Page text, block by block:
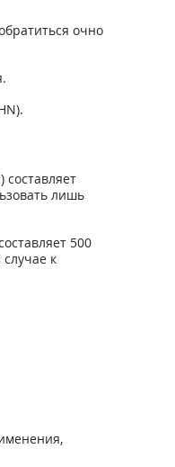
очно
лишь
500
к